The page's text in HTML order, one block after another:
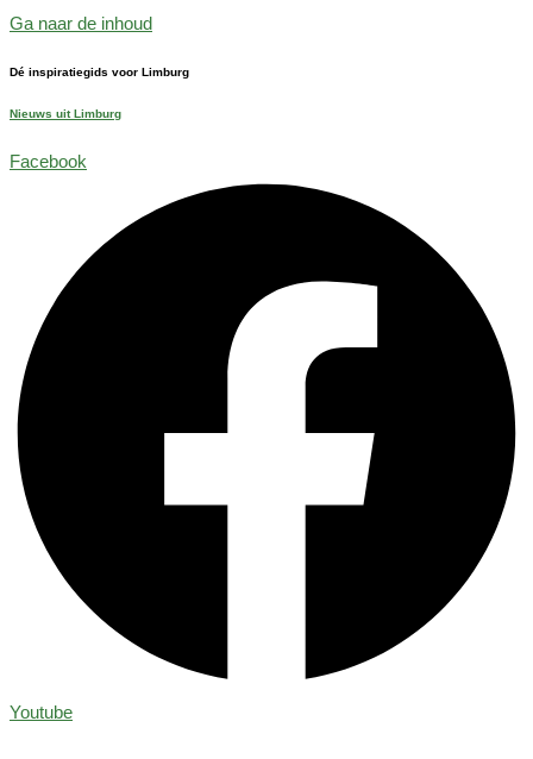
Ga naar de inhoud
Dé inspiratiegids voor Limburg
Nieuws uit Limburg
Facebook
Youtube